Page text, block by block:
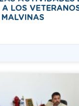
A LOS